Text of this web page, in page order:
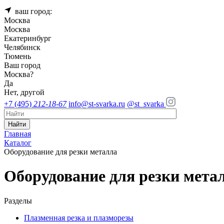
ваш город:
Москва
Москва
Екатеринбург
Челябинск
Тюмень
Ваш город
Москва?
Да
Нет, другой
+7 (495) 212-18-67 info@st-svarka.ru @st_svarka
Найти
Главная
Каталог
Оборудование для резки металла
Оборудование для резки
Разделы
Плазменная резка и плазморезы